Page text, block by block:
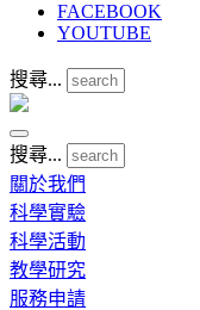
FACEBOOK
YOUTUBE
搜尋...
搜尋...
關於我們
科學實驗
科學活動
教學研究
服務申請